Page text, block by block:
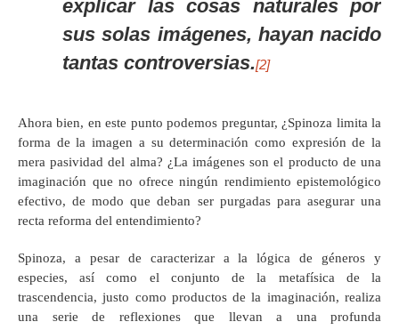
explicar las cosas naturales por
sus solas imágenes, hayan nacido
tantas controversias.[2]
Ahora bien, en este punto podemos preguntar, ¿Spinoza limita la
forma de la imagen a su determinación como expresión de la
mera pasividad del alma? ¿La imágenes son el producto de una
imaginación que no ofrece ningún rendimiento epistemológico
efectivo, de modo que deban ser purgadas para asegurar una
recta reforma del entendimiento?
Spinoza, a pesar de caracterizar a la lógica de géneros y
especies, así como el conjunto de la metafísica de la
trascendencia, justo como productos de la imaginación, realiza
una serie de reflexiones que llevan a una profunda